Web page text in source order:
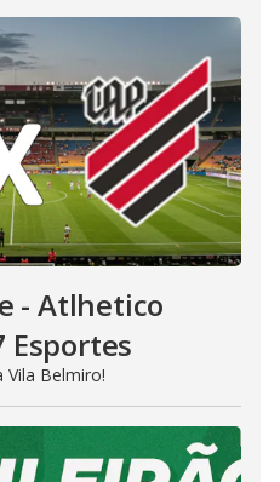
- Atlhetico
Esportes
Vila Belmiro!